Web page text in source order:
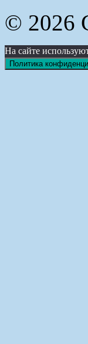
©
На сайте
Политика